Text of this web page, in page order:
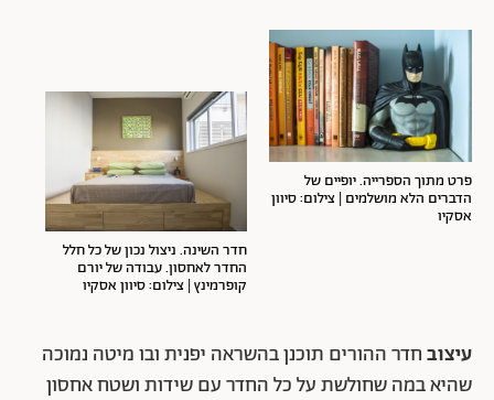
פרט מתוך הספרייה. יופיים של
הדברים הלא מושלמים | צילום: סיוון
אסקיו
חדר השינה. ניצול נכון של כל חלל
החדר לאחסון. עבודה של יורם
קופרמינץ | צילום: סיוון אסקיו
עיצובחדר ההורים תוכנן בהשראה יפנית ובו מיטה נמוכה
שהיא במה שחולשת על כל החדר עם שידות ושטח אחסון